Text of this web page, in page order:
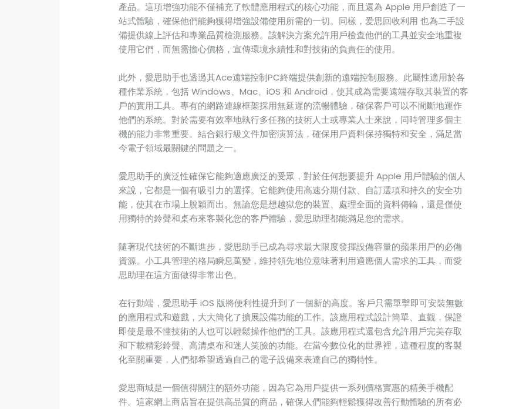
產品。這項增強功能不僅補充了軟體應用程式的核心功能，而且還為 Apple 用戶創造了一
站式體驗，確保他們能夠獲得增強設備使用所需的一切。同樣，爱思回收利用 也為二手設
備提供線上評估和專業品質檢測服務。該解決方案允許用戶檢查他們的工具並安全地重複
使用它們，而無需擔心價格，宣傳環境永續性和對技術的負責任的使用。
此外，愛思助手也透過其Ace遠端控制PC終端提供創新的遠端控制服務。此屬性適用於各
種作業系統，包括 Windows、Mac、iOS 和 Android，使其成為需要遠端存取其裝置的客
戶的實用工具。專有的網路連線框架採用無延遲的流暢體驗，確保客戶可以不間斷地運作
他們的系統。對於需要有效率地執行多任務的技術人士或專業人士來說，同時管理多個主
機的能力非常重要。結合銀行級文件加密演算法，確保用戶資料保持獨特和安全，滿足當
今電子領域最關鍵的問題之一。
愛思助手的廣泛性確保它能夠適應廣泛的受眾，對於任何想要提升 Apple 用戶體驗的個人
來說，它都是一個有吸引力的選擇。它能夠使用高速分期付款、自訂選項和持久的安全功
能，使其在市場上脫穎而出。無論您是想越獄您的裝置、處理全面的資料傳輸，還是僅使
用獨特的鈴聲和桌布來客製化您的客戶體驗，愛思助理都能滿足您的需求。
隨著現代技術的不斷進步，愛思助手已成為尋求最大限度發揮設備容量的蘋果用戶的必備
資源。小工具管理的格局瞬息萬變，維持領先地位意味著利用適應個人需求的工具，而愛
思助理在這方面做得非常出色。
在行動端，愛思助手 iOS 版將便利性提升到了一個新的高度。客戶只需單擊即可安裝無數
的應用程式和遊戲，大大簡化了擴展設備功能的工作。該應用程式設計簡單、直觀，保證
即使是最不懂技術的人也可以輕鬆操作他們的工具。該應用程式還包含允許用戶完美存取
和下載精彩鈴聲、高清桌布和迷人笑臉的功能。在當今數位化的世界裡，這種程度的客製
化至關重要，人們都希望透過自己的電子設備來表達自己的獨特性。
愛思商城是一個值得關注的額外功能，因為它為用戶提供一系列價格實惠的精美手機配
件。這家網上商店旨在提供高品質的商品，確保人們能夠輕鬆獲得改善行動體驗的所有必